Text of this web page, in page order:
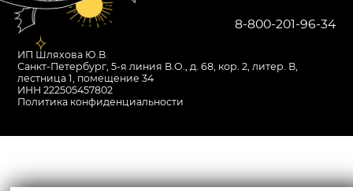
ИП Шляхова Ю.В.
Санкт-Петербург, 5-я линия В.О., д. 68, кор. 2, литер. В,
лестница 1, помещение 34
ИНН 222505457802
Политика конфиденциальности
8-800-201-96-34